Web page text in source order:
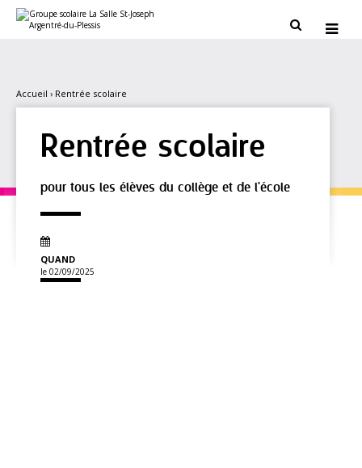
contenu.
personnels
 
Accueil › Rentrée scolaire
Rentrée scolaire
pour tous les élèves du collège et de l'école
QUAND
le 02/09/2025